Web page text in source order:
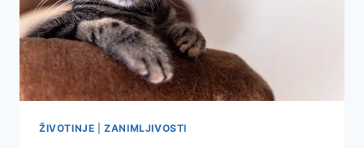
ŽIVOTINJE |ZANIMLJIVOSTI